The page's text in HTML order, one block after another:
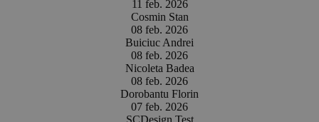
11 feb. 2026
Cosmin Stan
08 feb. 2026
Buiciuc Andrei
08 feb. 2026
Nicoleta Badea
08 feb. 2026
Dorobantu Florin
07 feb. 2026